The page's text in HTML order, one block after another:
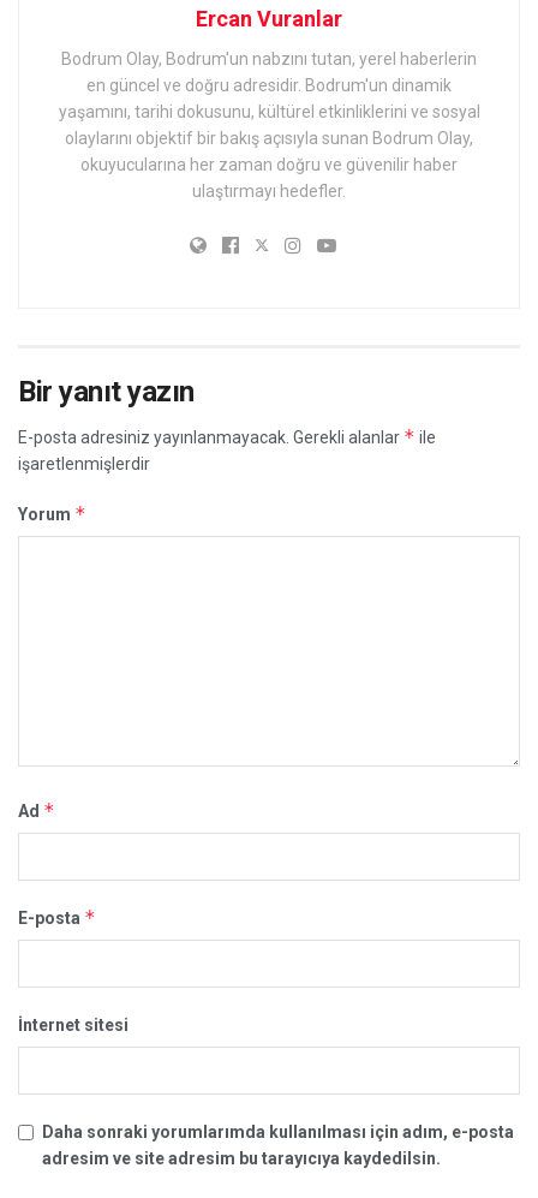
Ercan Vuranlar
Bodrum Olay, Bodrum'un nabzını tutan, yerel haberlerin
en güncel ve doğru adresidir. Bodrum'un dinamik
yaşamını, tarihi dokusunu, kültürel etkinliklerini ve sosyal
olaylarını objektif bir bakış açısıyla sunan Bodrum Olay,
okuyucularına her zaman doğru ve güvenilir haber
ulaştırmayı hedefler.
Bir yanıt yazın
E-posta adresiniz yayınlanmayacak. Gerekli alanlar * ile
işaretlenmişlerdir
Yorum *
Ad *
E-posta *
İnternet sitesi
Daha sonraki yorumlarımda kullanılması için adım, e-posta
adresim ve site adresim bu tarayıcıya kaydedilsin.